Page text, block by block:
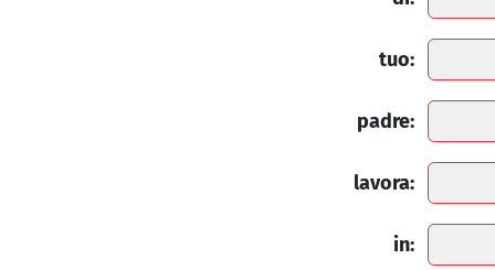
tuo:
padre:
lavora:
in: